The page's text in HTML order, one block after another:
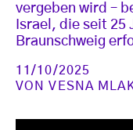
vergeben wird –
Israel, die seit 25
Braunschweig
11/10/2025
VONVESNA